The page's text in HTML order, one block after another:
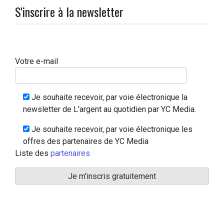
S'inscrire à la newsletter
Votre e-mail
Je souhaite recevoir, par voie électronique la
newsletter de L'argent au quotidien par YC Media.
Je souhaite recevoir, par voie électronique les
offres des partenaires de YC Media
Liste des partenaires